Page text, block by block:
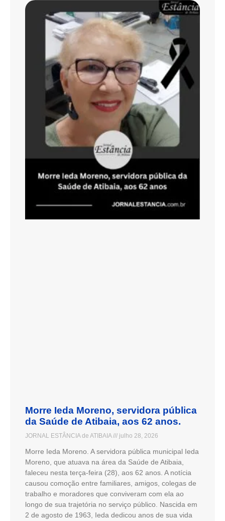
Morre Ieda Moreno, servidora pública
da Saúde de Atibaia, aos 62 anos.
JORNAL ESTÂNCIA de ATIBAIA julho 28, 2026
Morre Ieda Moreno. A servidora pública municipal Ieda
Moreno, que atuava na área da Saúde de Atibaia,
faleceu nesta terça-feira (28), aos 62 anos. A notícia
causou comoção entre familiares, amigos, colegas de
trabalho e moradores que conviveram com ela ao
longo de sua trajetória no serviço público. Nascida em
2 de agosto de 1963, Ieda dedicou anos de sua vida